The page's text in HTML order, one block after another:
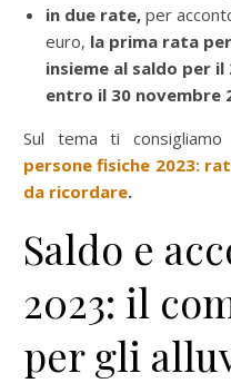
in due rate, per
euro, la prima rata
insieme al saldo per il
entro il 30 novembre
Sul tema ti consigliamo
persone fisiche 2023:
da ricordare.
Saldo e
2023: il
per gli